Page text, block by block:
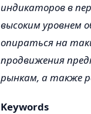
индикаторов в
высоким уровнем
опираться на
продвижения
рынкам, а также
Keywords